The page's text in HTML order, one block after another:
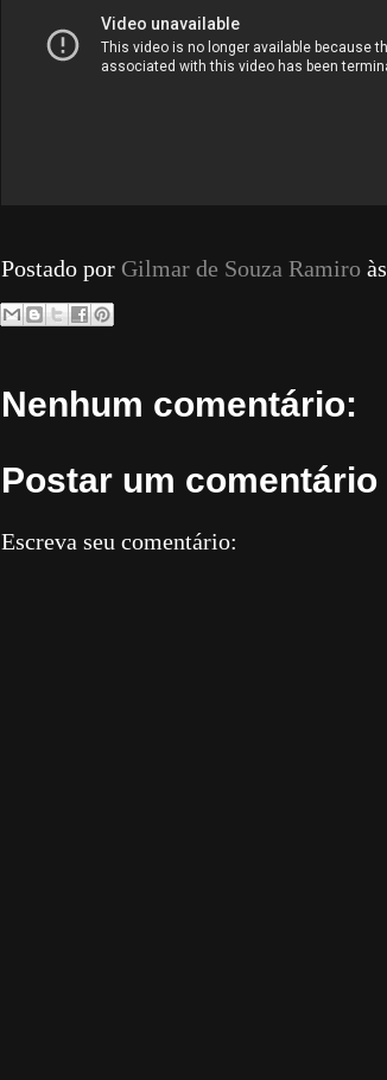
Postado por Gilmar de Souza Ramiro às
Nenhum comentário:
Postar um comentário
Escreva seu comentário: